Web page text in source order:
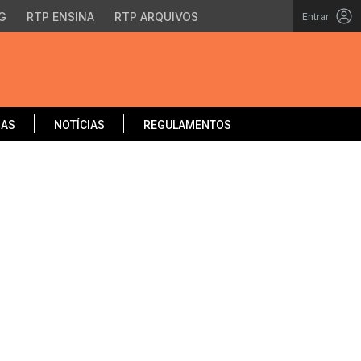
RTP ENSINA RTP ARQUIVOS Entrar
NOTÍCIAS REGULAMENTOS